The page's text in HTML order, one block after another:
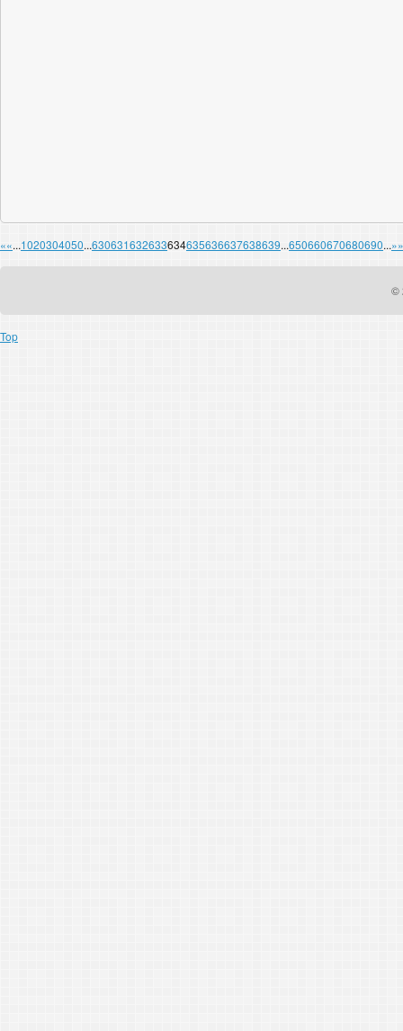
««...1020304050...630631632633634635636637638639...650660670680690...»»
©
Top